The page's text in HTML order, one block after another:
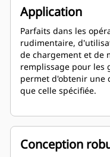
Application
Parfaits dans les
rudimentaire,
de chargement et de
remplissage pour les
permet d'obtenir une
que celle spécifiée.
Conception